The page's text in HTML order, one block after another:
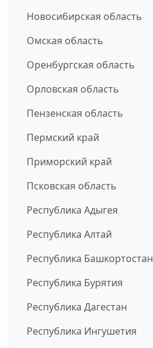
Новосибирская область
Омская область
Оренбургская область
Орловская область
Пензенская область
Пермский край
Приморский край
Псковская область
Республика Адыгея
Республика Алтай
Республика Башкортостан
Республика Бурятия
Республика Дагестан
Республика Ингушетия